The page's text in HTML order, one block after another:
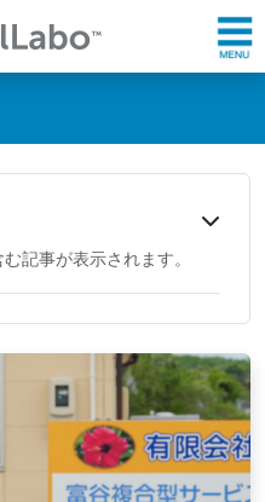
記事が表示されます。